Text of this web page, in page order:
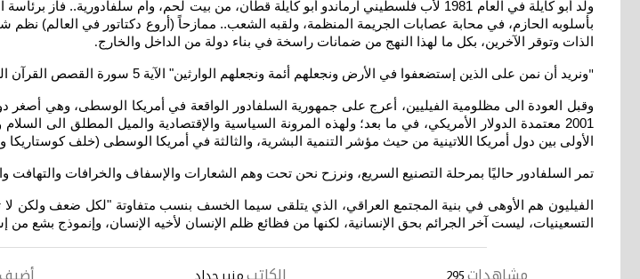
بأسلوبه الحازم، في محابة عصابات الجريمة المنظمة، ولقبه الشعب.. ممازحاً (أروع دكتاتور في العالم) نظم
الذات وتوقر الآخرين، بكل ما لهذا النهج من ضمانات راسخة في بناء دولة من الداخل والخارج.
"ونريد أن نمن على الذين إستضعفوا في الأرض ونجعلهم أئمة ونجعلهم الوارثين" الآية 5 سورة القصص القرآن الكريم
2001 معتمدة الدولار الأمريكي، في ما بعد؛ ولهذه المرونة السياسية والإقتصادية والميل المطلق الى
الأولى بين دول أمريكا اللاتينية من حيث مؤشر التنمية البشرية، والثالثة في أمريكا الوسطى (خلف كوستاريكا وبنما) عام 2010 وما زالت في تصاعد ريثما تبلغ السماك.. النجمين اللذين ننشد
تمر السلفادور حاليًا بمرحلة التصنيع السريع، ونرزح نحن تحت وهم الشعارات والإسفاف والخرافات والتهافت
الفيليون هم الأوهى في بنية المجتمع العراقي، الذي يتلقى سيما الخسف بنسب متفاوتة "لكل ضعف ولكن
التسعينيات، ليست آخر الجرائم بحق الإنسانية، لكنها من فظائع ظلم الإنسان لأخيه الإنسان، وإنموذج بشع